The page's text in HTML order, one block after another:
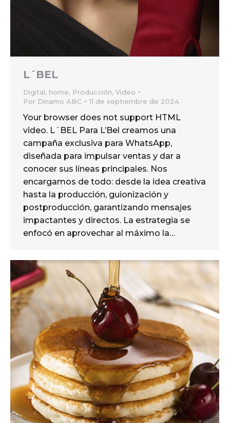
L´BEL
Digital, home, Producción, Video
Por Dinamo ABC 11 de septiembre de 2024
Your browser does not support HTML
video. L´BEL Para L’Bel creamos una
campaña exclusiva para WhatsApp,
diseñada para impulsar ventas y dar a
conocer sus líneas principales. Nos
encargamos de todo: desde la idea creativa
hasta la producción, guionización y
postproducción, garantizando mensajes
impactantes y directos. La estrategia se
enfocó en aprovechar al máximo la…